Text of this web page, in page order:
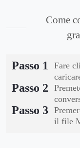
Come
Passo 1
Fare
Passo 2
Passo 3
il file